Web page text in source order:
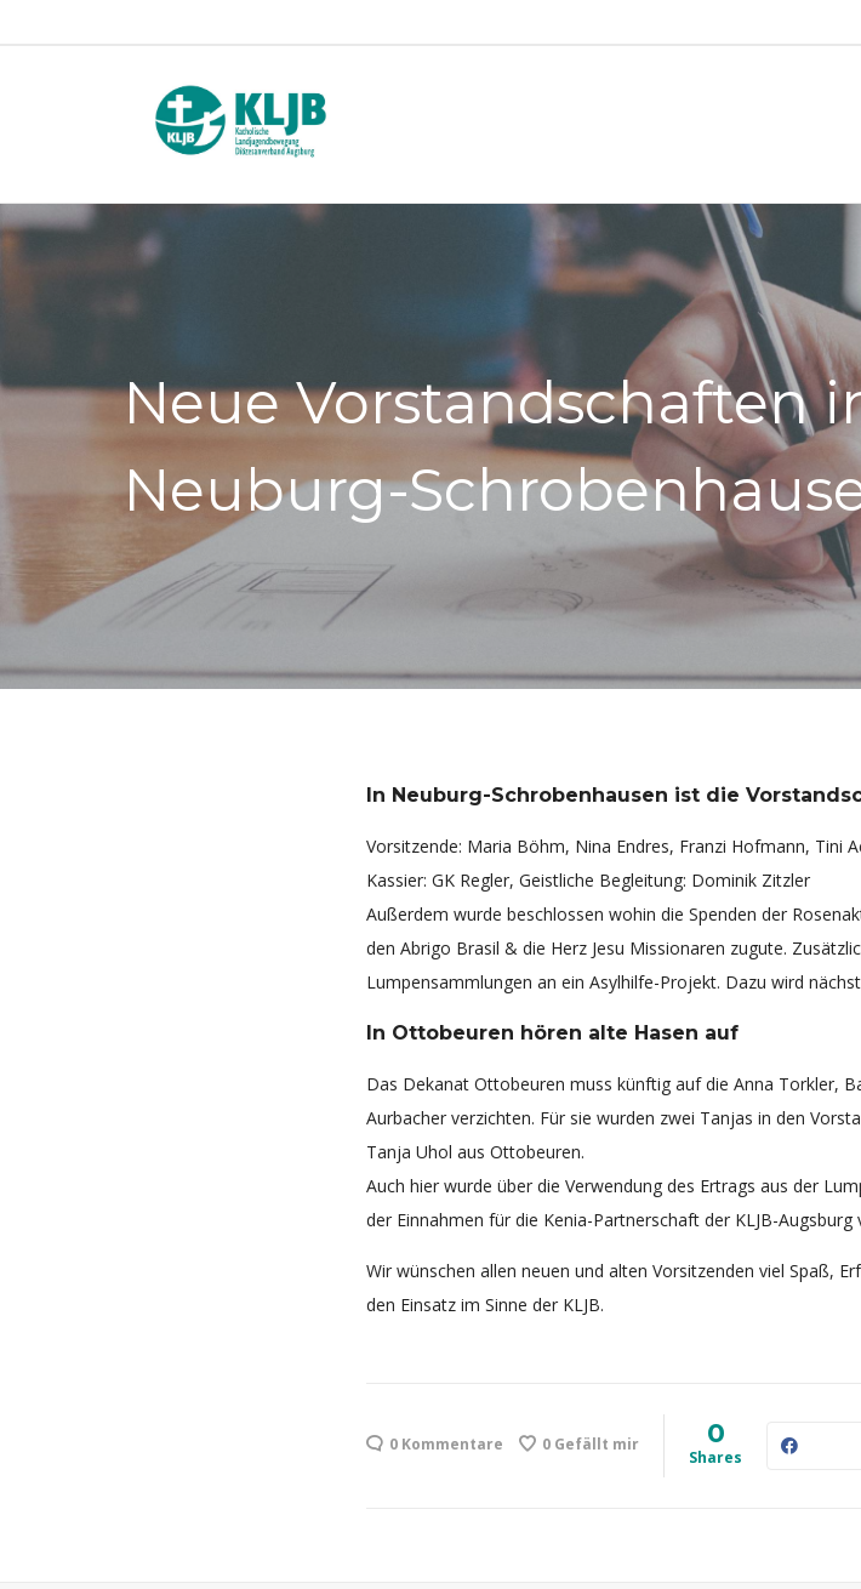
Neue Vorstandschaften
Neuburg-
In Neuburg-Schrobenhausen ist die
Vorsitzende: Maria Böhm, Nina Endres, Franzi Hofmann, Tini
Kassier: GK Regler, Geistliche Begleitung: Dominik Zitzler
Außerdem wurde beschlossen wohin die Spenden der
den Abrigo Brasil & die Herz Jesu Missionaren zugute.
Lumpensammlungen an ein Asylhilfe-Projekt. Dazu wird
In Ottobeuren hören alte Hasen auf
Das Dekanat Ottobeuren muss künftig auf die Anna Torkler,
Aurbacher verzichten. Für sie wurden zwei Tanjas in den
Tanja Uhol aus Ottobeuren.
Auch hier wurde über die Verwendung des Ertrags aus der
der Einnahmen für die Kenia-Partnerschaft der KLJB-Augsburg
Wir wünschen allen neuen und alten Vorsitzenden viel Spaß,
den Einsatz im Sinne der KLJB.
0 Kommentare 0 Gefällt mir 0
Shares